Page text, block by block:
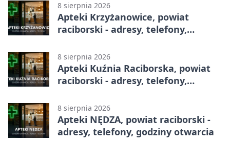
8 sierpnia 2026
Apteki Krzyżanowice, powiat
raciborski - adresy, telefony,
8 sierpnia 2026
Apteki Kuźnia Raciborska, powiat
raciborski - adresy, telefony,
8 sierpnia 2026
Apteki NĘDZA, powiat raciborski -
adresy, telefony, godziny otwarcia